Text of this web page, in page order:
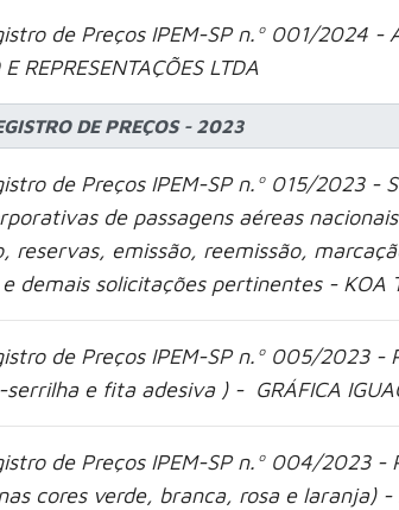
de Preços IPEM-SP n.º 001/2024 -
E REPRESENTAÇÕES LTDA
DE PREÇOS - 2023
de Preços IPEM-SP n.º 015/2023
de passagens aéreas
reservas, emissão, reemissão,
demais solicitações pertinentes - KOA
de Preços IPEM-SP n.º 005/2023 -
serrilha e fita adesiva )- GRÁFICA
de Preços IPEM-SP n.º 004/2023 -
cores verde, branca, rosa e laranja)-